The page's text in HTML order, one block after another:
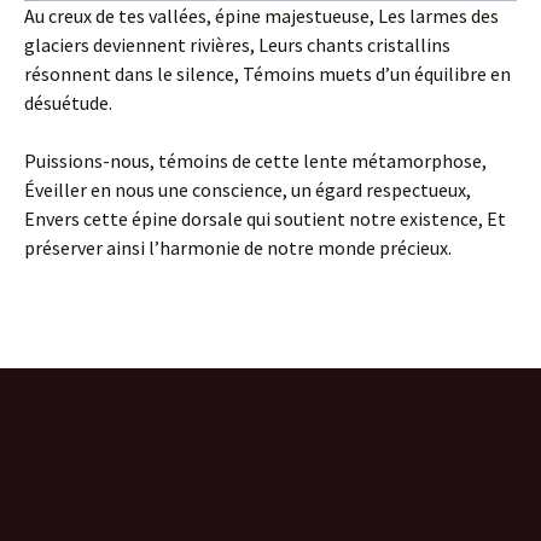
Au creux de tes vallées, épine majestueuse, Les larmes des
glaciers deviennent rivières, Leurs chants cristallins
résonnent dans le silence, Témoins muets d’un équilibre en
désuétude.
Puissions-nous, témoins de cette lente métamorphose,
Éveiller en nous une conscience, un égard respectueux,
Envers cette épine dorsale qui soutient notre existence, Et
préserver ainsi l’harmonie de notre monde précieux.